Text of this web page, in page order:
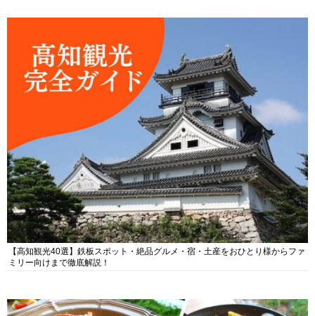
【高知観光40選】鉄板スポット・絶品グルメ・宿・土産をおひとり様からファ
ミリー向けまで徹底解説！